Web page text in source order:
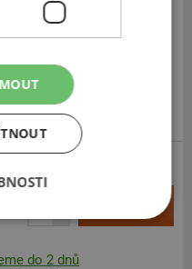
82H
SUPER KVALITA/VÝKON
–
do 2 dnů